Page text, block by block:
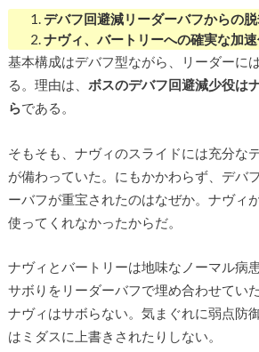
デバフ回避減リーダーバフからの
ナヴィ、バートリーへの確実な加
基本構成はデバフ型ながら、リーダーに
る。理由は、 ボスのデバフ回避減少役は
らである。
そもそも、ナヴィのスライドには充分な
が備わっていた。にもかかわらず、デバ
ーバフが重宝されたのはなぜか。ナヴィ
使ってくれなかったからだ。
ナヴィとバートリーは地味なノーマル病
サボりをリーダーバフで埋め合わせてい
ナヴィはサボらない。気まぐれに弱点防
はミダスに上書きされたりしない。